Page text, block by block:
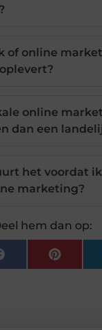
of online
online
dan een
het voordat
marketing?
hem dan op:
Facebook